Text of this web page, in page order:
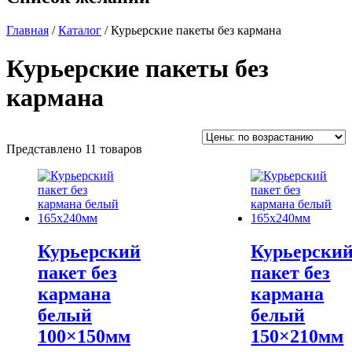
Главная /Каталог / Курьерские пакеты без кармана
Курьерские пакеты без
кармана
Представлено 11 товаров
Курьерский
пакет без
кармана
белый
100×150мм
пакет без
кармана
белый
150×210мм